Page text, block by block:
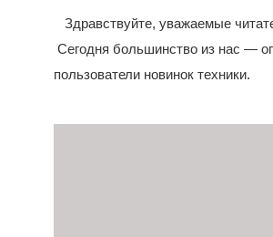
Здравствуйте, уважаемые
Сегодня большинство из нас —
пользователи новинок техники.